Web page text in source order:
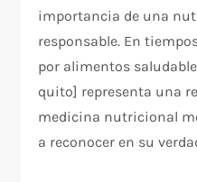
importancia de una
responsable. En
por alimentos
quito ] representa una
medicina nutricional
a reconocer en su